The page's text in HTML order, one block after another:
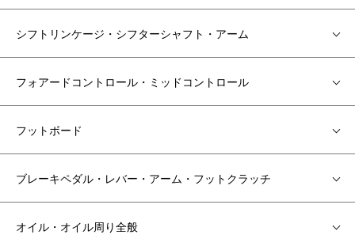
シフトリンケージ・シフターシャフト・アーム
フォアードコントロール・ミッドコントロール
フットボード
ブレーキペダル・レバー・アーム・フットクラッチ
オイル・オイル周り全般